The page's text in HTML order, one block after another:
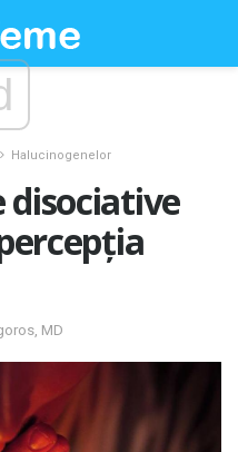
Halucinogenelor
disociative
MD